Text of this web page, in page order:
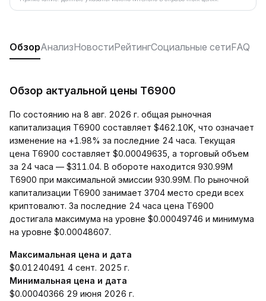
ОбзорАнализНовостиРейтингСоциальные сетиFAQ
Обзор актуальной цены T6900
По состоянию на 8 авг. 2026 г. общая рыночная
капитализация T6900 составляет $462.10K, что означает
изменение на +1.98% за последние 24 часа. Текущая
цена T6900 составляет $0.00049635, а торговый объем
за 24 часа — $311.04. В обороте находится 930.99M
T6900 при максимальной эмиссии 930.99M. По рыночной
капитализации T6900 занимает 3704 место среди всех
криптовалют. За последние 24 часа цена T6900
достигала максимума на уровне $0.00049746 и минимума
на уровне $0.00048607.
Максимальная цена и дата
$0.01240491 4 сент. 2025 г.
Минимальная цена и дата
$0.00040366 29 июня 2026 г.